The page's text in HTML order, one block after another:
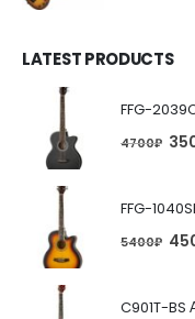
LATEST PRODUCTS
FFG-
4700₽
5400₽